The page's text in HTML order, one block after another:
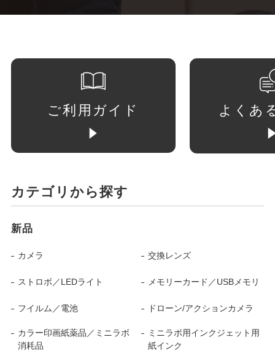
ご利用ガイド よくあ
カテゴリから探す
新品
カメラ 交換レンズ
ストロボ／LEDライト メモリーカード／USBメモリ
フイルム／電池 ドローン/アクションカメラ
カラー印画紙薬品／ミニラボ
消耗品
ミニラボ用インクジェット用
紙インク